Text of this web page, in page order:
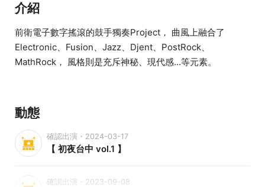
介紹
前衛電子數字搖滾的鼓手獨奏Project， 曲風上融合了
Electronic、Fusion、Jazz、Djent、PostRock、
MathRock， 風格則是充斥神秘、現代感...等元素。
動態
確認出演・2024-03-17
【 初夜台中 vol.1 】
確認出演・2023-09-08